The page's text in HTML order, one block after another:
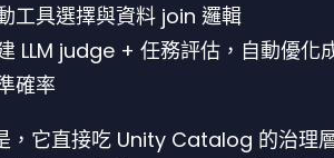
工具選擇與資料 join 邏輯
LLM judge + 任務評估，自動優化
確率
，它直接吃 Unity Catalog 的治理